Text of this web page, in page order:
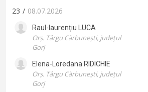
23 / 08.07.2026
Raul-laurențiu LUCA
Orș. Târgu Cărbunești, județul
Gorj
Elena-Loredana RIDICHIE
Orș. Târgu Cărbunești, județul
Gorj